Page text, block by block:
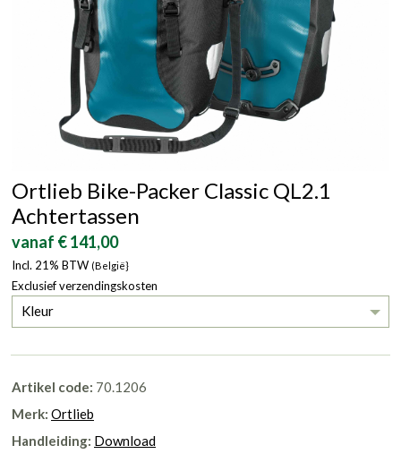
Ortlieb Bike-Packer Classic QL2.1
Achtertassen
vanaf € 141,00
Incl. 21% BTW (België}
Exclusief verzendingskosten
Kleur
Artikel code: 70.1206
Merk: Ortlieb
Handleiding: Download